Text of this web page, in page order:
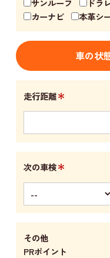
サンルーフ
ドラ
カーナビ
本革シ
車の状
走行距離＊
次の車検＊
その他
PRポイント